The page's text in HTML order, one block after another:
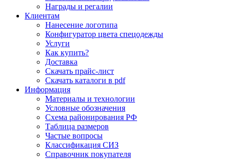
Награды и регалии
Клиентам
Нанесение логотипа
Конфигуратор цвета спецодежды
Услуги
Как купить?
Доставка
Скачать прайс-лист
Скачать каталоги в pdf
Информация
Материалы и технологии
Условные обозначения
Схема районирования РФ
Таблица размеров
Частые вопросы
Классификация СИЗ
Справочник покупателя